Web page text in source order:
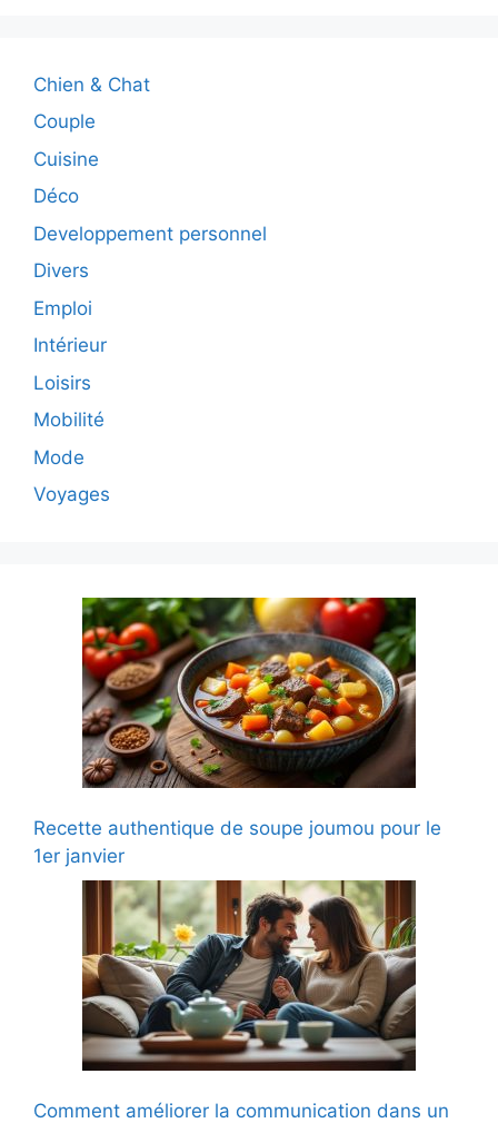
Chien & Chat
Couple
Cuisine
Déco
Developpement personnel
Divers
Emploi
Intérieur
Loisirs
Mobilité
Mode
Voyages
Recette authentique de soupe joumou pour le
1er janvier
Comment améliorer la communication dans un